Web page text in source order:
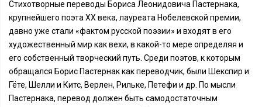
Стихотворные переводы Бориса Леонидовича Пастернака,
крупнейшего поэта ХХ века, лауреата Нобелевской премии,
давно уже стали «фактом русской поэзии» и входят в его
художественный мир как вехи, в какой-то мере определяя и
его собственный творческий путь. Среди поэтов, к которым
обращался Борис Пастернак как переводчик, были Шекспир и
Гёте, Шелли и Китс, Верлен, Рильке, Петефи и др. По мысли
Пастернака, перевод должен быть самодостаточным